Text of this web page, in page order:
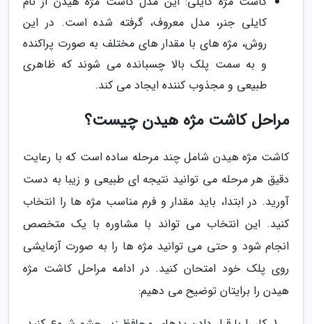
کایلی جنر، مدل معروف، گرفته شده است. در این
روش، مژه های با مقدار های مختلف به صورت پراکنده
و به سمت پلک بالا چسبانده می شوند که ظاهری
طبیعی و مجذوب کننده ایجاد می کند.
مراحل کاشت مژه هیدن چیست؟
کاشت مژه هیدن شامل چند مرحله ساده است که با رعایت
دقیق هر مرحله می توانید نتیجه ای طبیعی و زیبا به دست
آورید. در ابتدا، باید مقدار و فرم مناسب مژه ها را انتخاب
کنید. این انتخاب می تواند با مشاوره با یک متخصص
انجام شود و حتی می توانید مژه ها را به صورت آزمایشی
روی پلک خود امتحان کنید. در ادامه مراحل کاشت مژه
هیدن را برایتان توضیح می دهیم: